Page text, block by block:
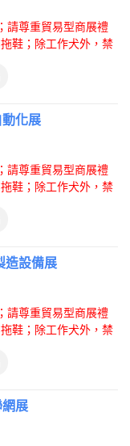
請尊重貿易型商展禮
鞋；除工作犬外，禁
化展
請尊重貿易型商展禮
鞋；除工作犬外，禁
造設備展
請尊重貿易型商展禮
鞋；除工作犬外，禁
展